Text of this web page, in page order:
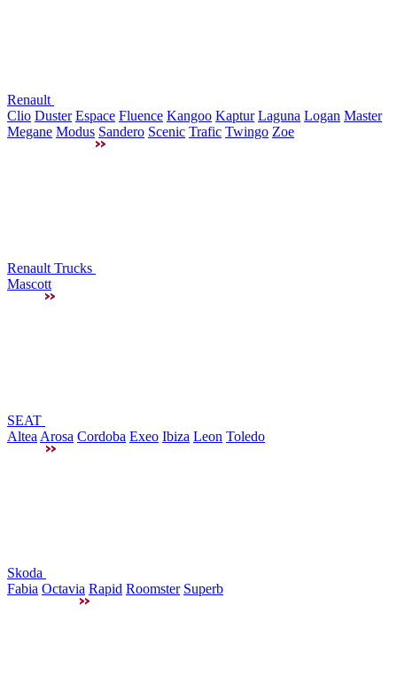
Renault
Clio Duster Espace Fluence Kangoo Kaptur Laguna Logan Master
Megane Modus Sandero Scenic Trafic Twingo Zoe
Renault Trucks
Mascott
SEAT
Altea Arosa Cordoba Exeo Ibiza Leon Toledo
Skoda
Fabia Octavia Rapid Roomster Superb